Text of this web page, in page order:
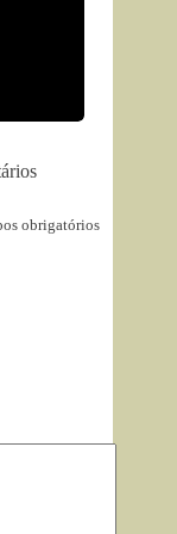
obrigatórios